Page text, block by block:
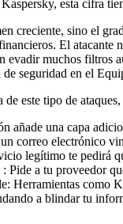
esta cifra
creciente, sino el
El
evadir muchos
seguridad en el
este tipo de
añade una capa
correo electrónico
legítimo te pedirá
a tu proveedor
Herramientas como
a blindar tu